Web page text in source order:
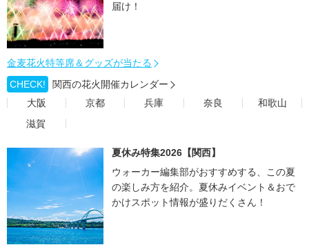
届け！
金麦花火特等席＆グッズが当たる
CHECK!
関西の花火開催カレンダー
大阪
京都 兵庫 奈良
和歌山
滋賀
夏休み特集2026【関西】
ウォーカー編集部がおすすめする、この夏
の楽しみ方を紹介。夏休みイベント＆おで
かけスポット情報が盛りだくさん！